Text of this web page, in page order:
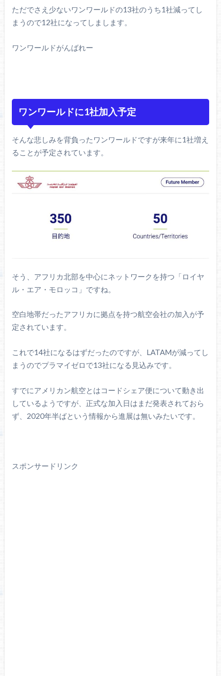
ただでさえ少ないワンワールドの13社のうち1社減ってし
まうので12社になってしまします。
ワンワールドがんばれー
ワンワールドに1社加入予定
そんな悲しみを背負ったワンワールドですが来年に1社増え
ることが予定されています。
そう、アフリカ北部を中心にネットワークを持つ「ロイヤ
ル・エア・モロッコ」ですね。
空白地帯だったアフリカに拠点を持つ航空会社の加入が予
定されています。
これで14社になるはずだったのですが、LATAMが減ってし
まうのでプラマイゼロで13社になる見込みです。
すでにアメリカン航空とはコードシェア便について動き出
しているようですが、正式な加入日はまだ発表されておら
ず、2020年半ばという情報から進展は無いみたいです。
スポンサードリンク